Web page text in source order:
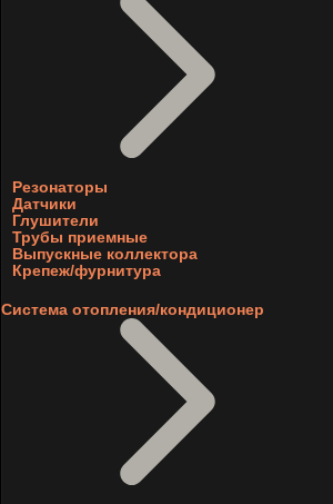
Резонаторы
Датчики
Глушители
Трубы приемные
Выпускные коллектора
Крепеж/фурнитура
Система отопления/кондиционер